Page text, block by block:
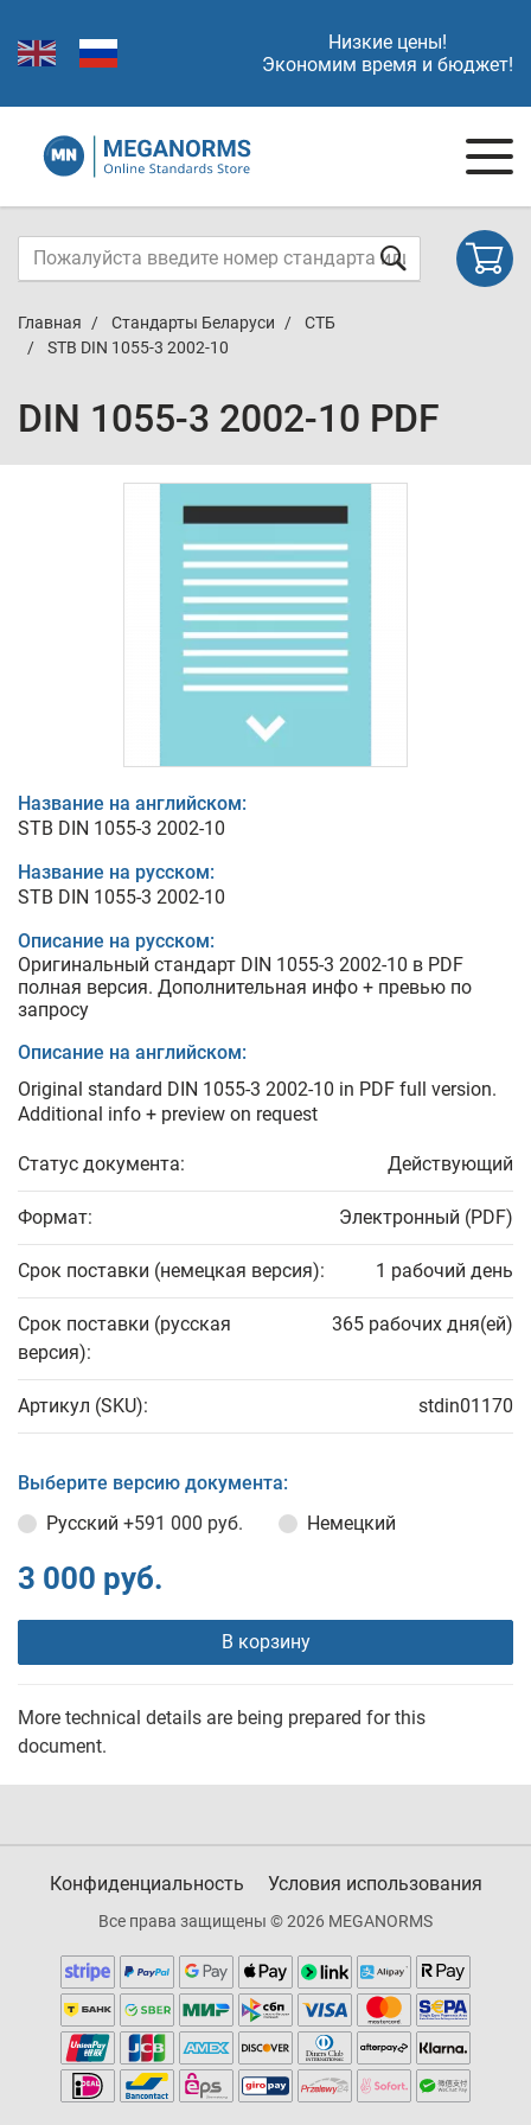
Низкие цены!
Экономим время и бюджет!
Главная Стандарты Беларуси
СТБ
STB DIN 1055-3 2002-10
DIN 1055-3 2002-10 PDF
Название на английском:
STB DIN 1055-3 2002-10
Название на русском:
STB DIN 1055-3 2002-10
Описание на русском:
Оригинальный стандарт DIN 1055-3 2002-10 в PDF
полная версия. Дополнительная инфо + превью по
запросу
Описание на английском:
Original standard DIN 1055-3 2002-10 in PDF full version.
Additional info + preview on request
Статус документа: Действующий
Формат: Электронный (PDF)
Срок поставки (немецкая версия): 1 рабочий день
Срок поставки (русская
версия):
365 рабочих дня(ей)
Артикул (SKU): stdin01170
Выберите версию документа:
Русский +591 000 руб. Немецкий
3 000 руб.
В корзину
More technical details are being prepared for this
document.
Конфиденциальность Условия использования
Все права защищены © 2026 MEGANORMS